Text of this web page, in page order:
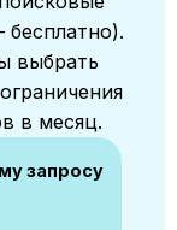
выбрать
в месяц.
запросу